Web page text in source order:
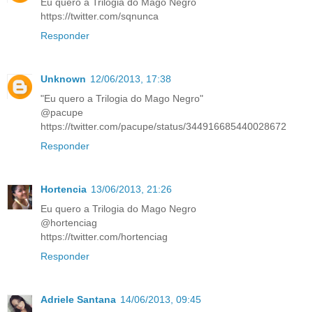
https://twitter.com/sqnunca
Responder
Unknown 12/06/2013, 17:38
"Eu quero a Trilogia do Mago Negro"
@pacupe
https://twitter.com/pacupe/status/344916685440028672
Responder
Hortencia 13/06/2013, 21:26
Eu quero a Trilogia do Mago Negro
@hortenciag
https://twitter.com/hortenciag
Responder
Adriele Santana 14/06/2013, 09:45